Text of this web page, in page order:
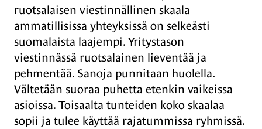
ruotsalaisen viestinnällinen skaala
ammatillisissa yhteyksissä on selkeästi
suomalaista laajempi. Yritystason
viestinnässä ruotsalainen lieventää ja
pehmentää. Sanoja punnitaan huolella.
Vältetään suoraa puhetta etenkin vaikeissa
asioissa. Toisaalta tunteiden koko skaalaa
sopii ja tulee käyttää rajatummissa ryhmissä.